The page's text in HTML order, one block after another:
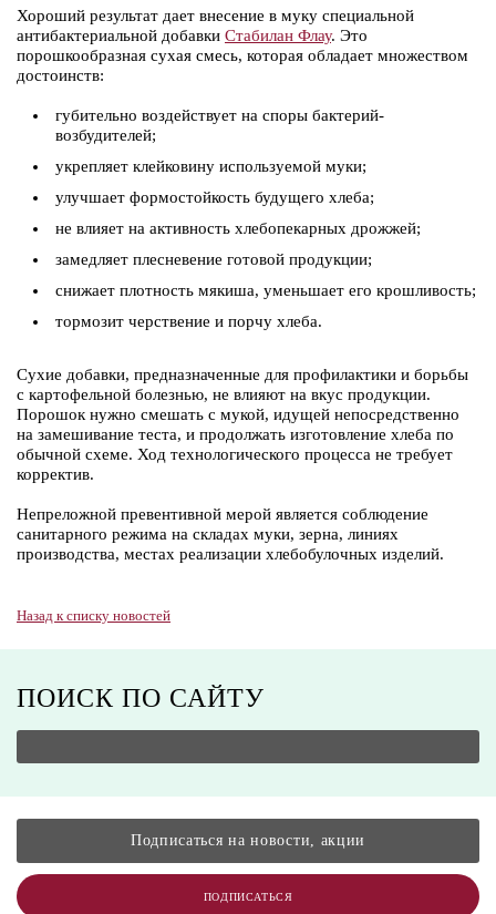
Хороший результат дает внесение в муку специальной
антибактериальной добавки Стабилан Флау. Это
порошкообразная сухая смесь, которая обладает множеством
достоинств:
губительно воздействует на споры бактерий-
возбудителей;
укрепляет клейковину используемой муки;
улучшает формостойкость будущего хлеба;
не влияет на активность хлебопекарных дрожжей;
замедляет плесневение готовой продукции;
снижает плотность мякиша, уменьшает его крошливость;
тормозит черствение и порчу хлеба.
Сухие добавки, предназначенные для профилактики и борьбы
с картофельной болезнью, не влияют на вкус продукции.
Порошок нужно смешать с мукой, идущей непосредственно
на замешивание теста, и продолжать изготовление хлеба по
обычной схеме. Ход технологического процесса не требует
корректив.
Непреложной превентивной мерой является соблюдение
санитарного режима на складах муки, зерна, линиях
производства, местах реализации хлебобулочных изделий.
Назад к списку новостей
ПОИСК ПО САЙТУ
ПОДПИСАТЬСЯ